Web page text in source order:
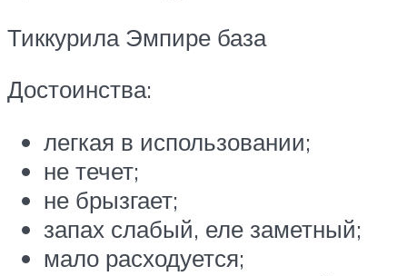
Тиккурила Эмпире база
Достоинства:
легкая в использовании;
не течет;
не брызгает;
запах слабый, еле заметный;
мало расходуется;